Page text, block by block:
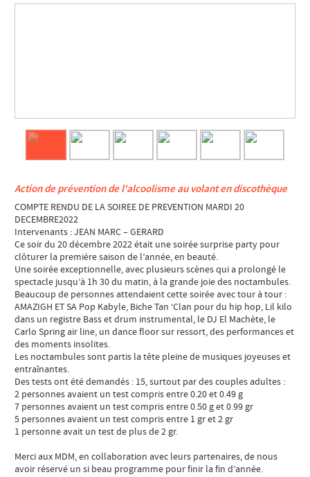
Action de prévention de l'alcoolisme au volant en discothèque
COMPTE RENDU DE LA SOIREE DE PREVENTION MARDI 20
DECEMBRE2022
Intervenants : JEAN MARC – GERARD
Ce soir du 20 décembre 2022 était une soirée surprise party pour
clôturer la première saison de l’année, en beauté.
Une soirée exceptionnelle, avec plusieurs scènes qui a prolongé le
spectacle jusqu’à 1h 30 du matin, à la grande joie des noctambules.
Beaucoup de personnes attendaient cette soirée avec tour à tour :
AMAZIGH ET SA Pop Kabyle, Biche Tan ‘Clan pour du hip hop, Lil kilo
dans un registre Bass et drum instrumental, le DJ El Machète, le
Carlo Spring air line, un dance floor sur ressort, des performances et
des moments insolites.
Les noctambules sont partis la tête pleine de musiques joyeuses et
entraînantes.
Des tests ont été demandés : 15, surtout par des couples adultes :
2 personnes avaient un test compris entre 0.20 et 0.49 g
7 personnes avaient un test compris entre 0.50 g et 0.99 gr
5 personnes avaient un test compris entre 1 gr et 2 gr
1 personne avait un test de plus de 2 gr.
Merci aux MDM, en collaboration avec leurs partenaires, de nous
avoir réservé un si beau programme pour finir la fin d’année.